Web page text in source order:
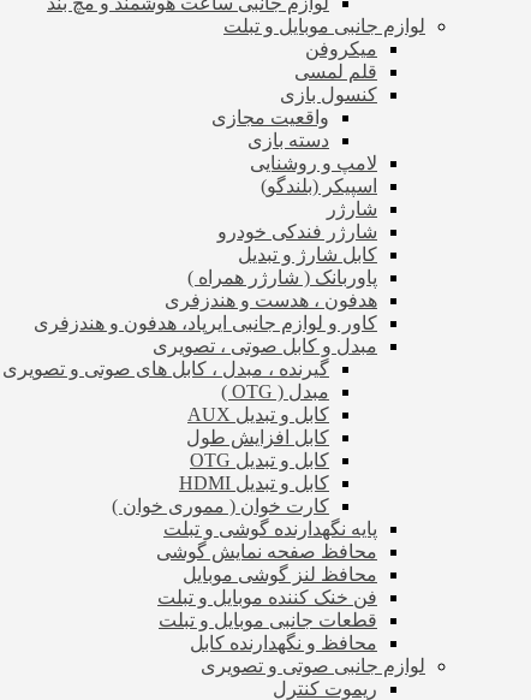
لوازم جانبی موبایل و تبلت
میکروفن
قلم لمسی
کنسول بازی
واقعیت مجازی
دسته بازی
لامپ و روشنایی
اسپیکر (بلندگو)
شارژر
شارژر فندکی خودرو
کابل شارژ و تبدیل
پاوربانک ( شارژر همراه )
هدفون ، هدست و هندزفری
کاور و لوازم جانبی ایرپاد، هدفون و هندزفری
مبدل و کابل صوتی ، تصویری
گیرنده ، مبدل ، کابل های صوتی و تصویری
مبدل ( OTG )
کابل و تبدیل AUX
کابل افزایش طول
کابل و تبدیل OTG
کابل و تبدیل HDMI
کارت خوان ( مموری خوان )
پایه نگهدارنده گوشی و تبلت
محافظ صفحه نمایش گوشی
محافظ لنز گوشی موبایل
فن خنک کننده موبایل و تبلت
قطعات جانبی موبایل و تبلت
محافظ و نگهدارنده کابل
لوازم جانبی صوتی و تصویری
ریموت کنترل